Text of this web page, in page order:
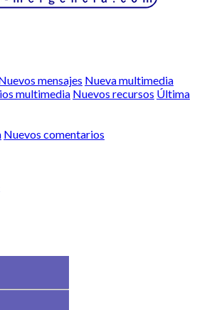
mensajes Nueva multimedia
multimedia Nuevos recursos Última
Nuevos comentarios